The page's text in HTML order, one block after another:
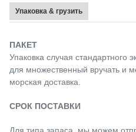
Упаковка & грузить
ПАКЕТ
Упаковка случая стандартного
для множественный вручать и
морская доставка.
СРОК ПОСТАВКИ
Для типа запаса, мы можем